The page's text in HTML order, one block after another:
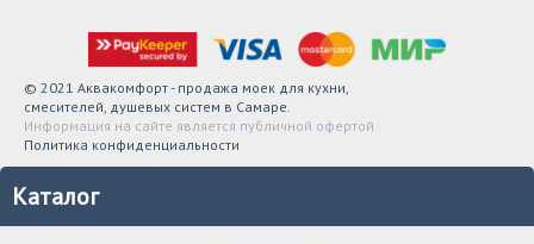
© 2021 Аквакомфорт - продажа моек для кухни,
смесителей, душевых систем в Самаре.
Информация на сайте является публичной офертой
Политика конфиденциальности
Каталог